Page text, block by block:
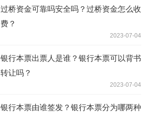
过桥资金可靠吗安全吗？过桥资金怎么收
费？
2023-07-04
银行本票出票人是谁？银行本票可以背书
转让吗？
2023-07-04
银行本票由谁签发？银行本票分为哪两种